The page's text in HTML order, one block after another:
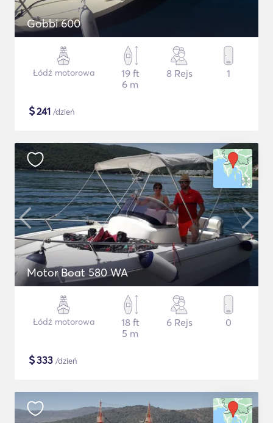
Gobbi 600
Łódź motorowa
19 ft
6 m
8 Rejs 1
$241 /dzień
Motor Boat 580 WA
Łódź motorowa
18 ft
5 m
6 Rejs 0
$333 /dzień